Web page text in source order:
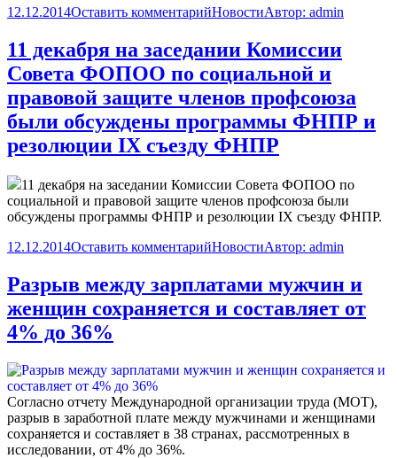
12.12.2014Оставить комментарийНовостиАвтор: admin
11 декабря на заседании Комиссии
Совета ФОПОО по социальной и
правовой защите членов профсоюза
были обсуждены программы ФНПР и
резолюции IX съезду ФНПР
11 декабря на заседании Комиссии Совета ФОПОО по
социальной и правовой защите членов профсоюза были
обсуждены программы ФНПР и резолюции IX съезду ФНПР.
12.12.2014Оставить комментарийНовостиАвтор: admin
Разрыв между зарплатами мужчин и
женщин сохраняется и составляет от
4% до 36%
Согласно отчету Международной организации труда (МОТ),
разрыв в заработной плате между мужчинами и женщинами
сохраняется и составляет в 38 странах, рассмотренных в
исследовании, от 4% до 36%.